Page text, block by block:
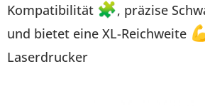
Kompatibilität 🧩, präzise
und bietet eine XL-Reichweite
Laserdrucker